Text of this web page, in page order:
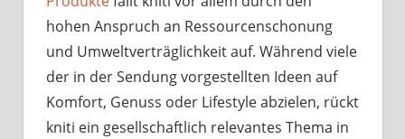
hohen Anspruch an Ressourcenschonung
und Umweltverträglichkeit auf. Während viele
der in der Sendung vorgestellten Ideen auf
Komfort, Genuss oder Lifestyle abzielen, rückt
kniti ein gesellschaftlich relevantes Thema in